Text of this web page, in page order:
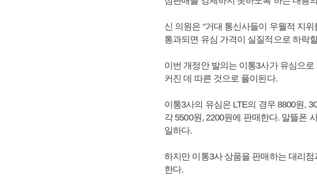
신 의원은 “거대 통신사들이 우월적 지
통과되면 유심 가격이 실질적으로 하락
이번 개정안 발의는 이통3사가 유심으
커진 데 따른 것으로 풀이된다.
이통3사의 유심은 LTE의 경우 8800원,
각 5500원, 2200원에 판매한다. 알뜰폰
일하다.
하지만 이통3사 상품을 판매하는 대리
한다.